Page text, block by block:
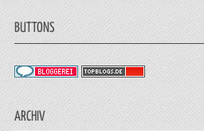
BUTTONS
ARCHIV